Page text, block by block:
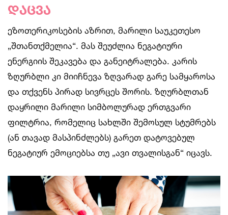
დაცვა
ეზოთერიკოსების აზრით, მარილი საუკეთესო
„შთანთქმელია“. მას შეუძლია ნეგატიური
ენერგიის შეკავება და განეიტრალება. კარის
ზღურბლი კი მიიჩნევა ზღვარად გარე სამყაროსა
და თქვენს პირად სივრცეს შორის. ზღურბლთან
დაყრილი მარილი სიმბოლურად ერთგვარი
ფილტრია, რომელიც სახლში შემოსულ სტუმრებს
(ან თავად მასპინძლებს) გარეთ დატოვებულ
ნეგატიურ ემოციებსა თუ „ავი თვალისგან“ იცავს.